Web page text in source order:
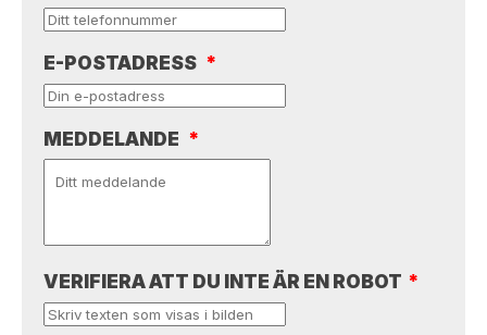
E-POSTADRESS *
MEDDELANDE *
VERIFIERA ATT DU INTE ÄR EN ROBOT *